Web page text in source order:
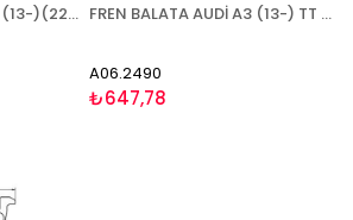
FREN BALATA AUDİ A3 (13-)(22-) Q2 (16-) Q3 (18-) TT (14-) CUPRA ATECA (18-) FORMENTOR (20-) LEON (20-) SEAT LEON (12-18)(19-) TARRACO (18-) SKODA KAROQ (17-) KODİAQ (17-) OCTAVİA (12-19)(20-) SUPERB (15-) VW ARTEON (17-) ARTEON SHOOTİNG BRAKE (20-) GOLF V FREN BALATA AUDİ A3 (13-) TT (14-) CUPRA ATECA (18-) SEAT ATECA (16-) LEON (12-) SKODA KAROQ (17-) SUPERB (15-) VW GOLF VII (13-) TOURAN (15-) T-ROC (17-) - ARKA
A06.2490
₺647,78